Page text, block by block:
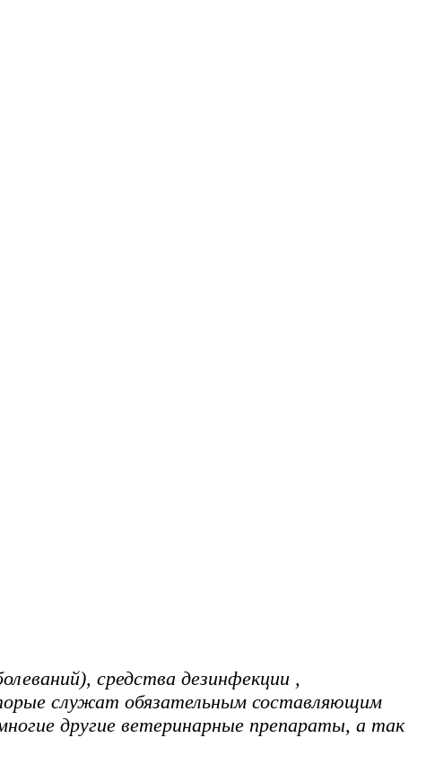
средства дезинфекции ,
служат обязательным составляющим
другие ветеринарные препараты, а так